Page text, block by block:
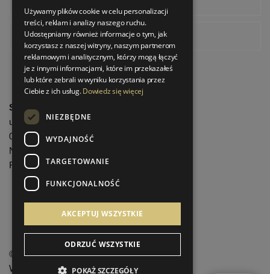
Pinterest
StrefaLuksusu.pl
ul. Bartycka 24/26 Pawilon 227
00-716 Warszawa
NIP: 8251972213
REGON: 06035139
Menu informacyjne
©
StrefaLuksusu.pl
Wszelkie prawa zastrzeżone
Używamy plików cookie w celu personalizacji
treści, reklam i analizy naszego ruchu.
Udostępniamy również informacje o tym, jak
korzystasz z naszej witryny, naszym partnerom
reklamowym i analitycznym, którzy mogą łączyć
je z innymi informacjami, które im przekazałeś
lub które zebrali w wyniku korzystania przez
Ciebie z ich usług.Dowiedz się więcej
NIEZBĘDNE
WYDAJNOŚĆ
TARGETOWANIE
FUNKCJONALNOŚĆ
AKCEPTUJ WSZYSTKIE
ODRZUĆ WSZYSTKIE
POKAŻ SZCZEGÓŁY